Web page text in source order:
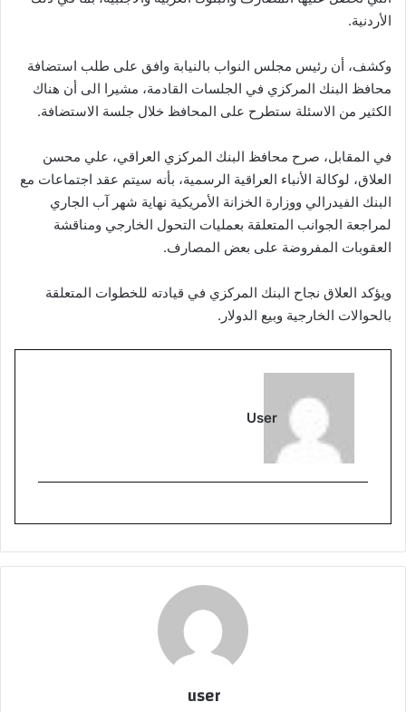
الأردنية.
وكشف، أن رئيس مجلس النواب بالنيابة وافق على طلب استضافة
محافظ البنك المركزي في الجلسات القادمة، مشيرا الى أن هناك
الكثير من الاسئلة ستطرح على المحافظ خلال جلسة الاستضافة.
في المقابل، صرح محافظ البنك المركزي العراقي، علي محسن
العلاق، لوكالة الأنباء العراقية الرسمية، بأنه سيتم عقد اجتماعات مع
البنك الفيدرالي ووزارة الخزانة الأمريكية نهاية شهر آب الجاري
لمراجعة الجوانب المتعلقة بعمليات التحول الخارجي ومناقشة
العقوبات المفروضة على بعض المصارف.
ويؤكد العلاق نجاح البنك المركزي في قيادته للخطوات المتعلقة
بالحوالات الخارجية وبيع الدولار.
User
user